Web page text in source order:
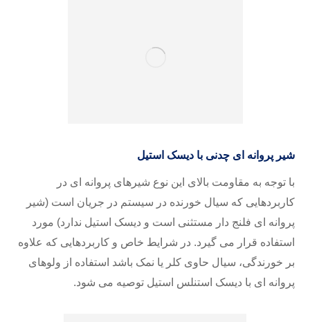
شیر پروانه ای چدنی با دیسک استیل
با توجه به مقاومت بالای این نوع شیرهای پروانه ای در
کاربردهایی که سیال خورنده در سیستم در جریان است (شیر
پروانه ای فلنج دار مستثنی است و دیسک استیل ندارد) مورد
استفاده قرار می گیرد. در شرایط خاص و کاربردهایی که علاوه
بر خورندگی، سیال حاوی کلر یا نمک باشد استفاده از ولوهای
پروانه ای با دیسک استنلس استیل توصیه می شود.